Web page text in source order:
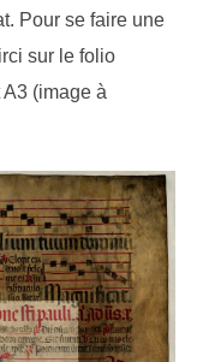
Pour se faire une
sur le folio
(image à